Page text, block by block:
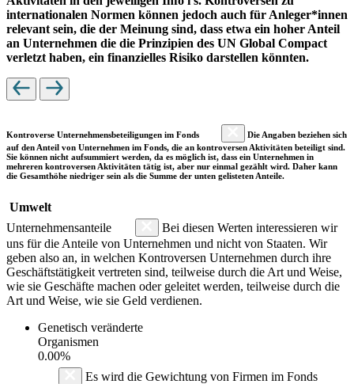
internationalen Normen können jedoch auch für Anleger*innen
relevant sein, die der Meinung sind, dass etwa ein hoher Anteil
an Unternehmen die die Prinzipien des UN Global Compact
verletzt haben, ein finanzielles Risiko darstellen könnten.
Kontroverse Unternehmensbeteiligungen im Fonds
Die Angaben beziehen sich
auf den Anteil von Unternehmen im Fonds, die an kontroversen Aktivitäten beteiligt sind.
Sie können nicht aufsummiert werden, da es möglich ist, dass ein Unternehmen in
mehreren kontroversen Aktivitäten tätig ist, aber nur einmal gezählt wird. Daher kann
die Gesamthöhe niedriger sein als die Summe der unten gelisteten Anteile.
Umwelt
Unternehmensanteile
Bei diesen Werten interessieren wir
uns für die Anteile von Unternehmen und nicht von Staaten. Wir
geben also an, in welchen Kontroversen Unternehmen durch ihre
Geschäftstätigkeit vertreten sind, teilweise durch die Art und Weise,
wie sie Geschäfte machen oder geleitet werden, teilweise durch die
Art und Weise, wie sie Geld verdienen.
Genetisch veränderte
Organismen
0.00%
Es wird die Gewichtung von Firmen im Fonds